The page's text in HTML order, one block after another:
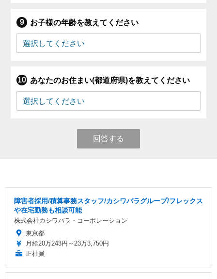
お子様の年齢を教えてください
あなたのお住まい(都道府県)を教えてください
回答する
障害者採用/積算事務スタッフ/カシワバラグループ/フレックス
や在宅勤務も相談可能
株式会社カシワバラ・コーポレーション
東京都
月給20万243円～23万3,750円
正社員